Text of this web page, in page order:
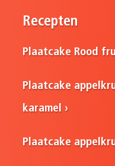
Recepten
Plaatcake Rood
Plaatcake
karamel
Plaatcake